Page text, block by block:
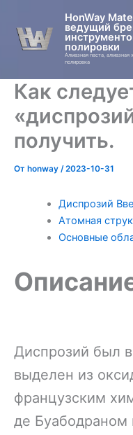
содержимому
HonWay
ведущий
полировки
Алмазная паста, алмазная
полировка
Как
получить.
От honway /2023-10-31
Диспрозий
Атомная
Основные
Диспрозий был
выделен из
французским
де Буабодраном